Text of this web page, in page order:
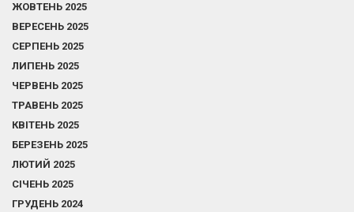
ЖОВТЕНЬ 2025
ВЕРЕСЕНЬ 2025
СЕРПЕНЬ 2025
ЛИПЕНЬ 2025
ЧЕРВЕНЬ 2025
ТРАВЕНЬ 2025
КВІТЕНЬ 2025
БЕРЕЗЕНЬ 2025
ЛЮТИЙ 2025
СІЧЕНЬ 2025
ГРУДЕНЬ 2024